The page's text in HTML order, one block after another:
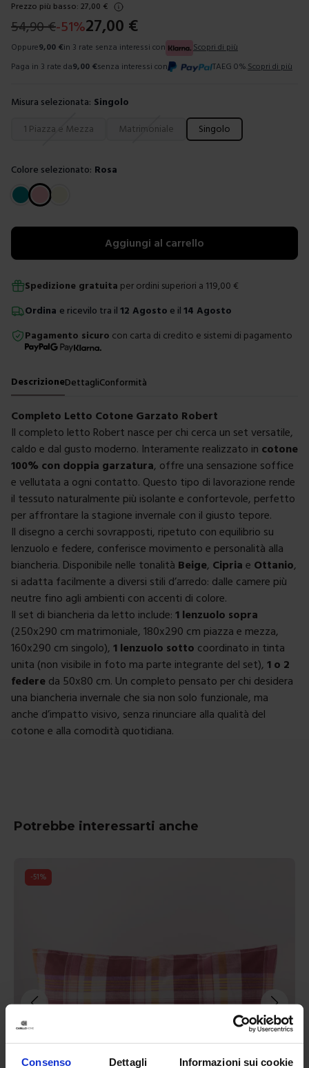
Consenso Dettagli Informazioni sui cookie
Prezzo più basso: 27,00 €
54,90€-51%27,00 €
Oppure9,00 €in 3 rate senza interessi con
Scopri di più
Paga in 3 rate da9,00 €senza interessi con TAEG 0%. Scopri di più
Misura selezionata: Singolo
Scegli una misura
1 Piazza e Mezza Matrimoniale Singolo
Colore selezionato: Rosa
Scegli un colore
Aggiungi al carrello
Spedizione gratuita per ordini superiori a 119,00 €
Ordina e ricevilo tra il 12 Agosto e il 14 Agosto
Pagamento sicuro con carta di credito e sistemi di pagamento
DescrizioneDettagliConformità
Completo Letto Cotone Garzato Robert
Il completo letto Robert nasce per chi cerca un set versatile,
caldo e dal gusto moderno. Interamente realizzato in cotone
100% con doppia garzatura, offre una sensazione soffice
e vellutata a ogni contatto. Questo tipo di lavorazione rende
il tessuto naturalmente più isolante e confortevole, perfetto
per affrontare la stagione invernale con il giusto tepore.
Il disegno a cerchi sovrapposti, ripetuto con equilibrio su
lenzuolo e federe, conferisce movimento e personalità alla
biancheria. Disponibile nelle tonalità Beige, Cipria e Ottanio,
si adatta facilmente a diversi stili d’arredo: dalle camere più
neutre fino agli ambienti con accenti di colore.
Il set di biancheria da letto include: 1 lenzuolo sopra
(250x290 cm matrimoniale, 180x290 cm piazza e mezza,
160x290 cm singolo), 1 lenzuolo sotto coordinato in tinta
unita (non visibile in foto ma parte integrante del set), 1 o 2
federe da 50x80 cm. Un completo pensato per chi desidera
una biancheria invernale che sia non solo funzionale, ma
anche d’impatto visivo, senza rinunciare alla qualità del
cotone e alla comodità quotidiana.
Potrebbe interessarti anche
-51%